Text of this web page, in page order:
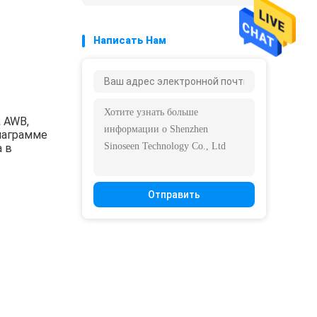
в
Написать Нам
Отправить